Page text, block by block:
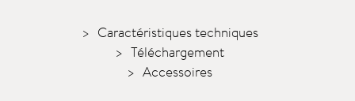
Caractéristiques techniques
Téléchargement
Accessoires